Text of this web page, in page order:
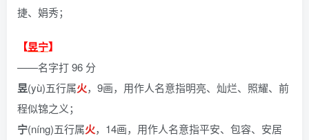
捷、娟秀；
【昱宁】
——名字打 96 分
昱(yù)五行属火，9画，用作人名意指明亮、灿烂、照耀、前
程似锦之义；
宁(níng)五行属火，14画，用作人名意指平安、包容、安居